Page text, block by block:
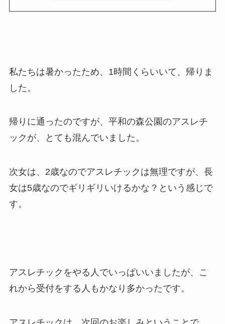
私たちは暑かったため、1時間くらいいて、帰りま
した。
帰りに通ったのですが、平和の森公園のアスレチ
ックが、とても混んでいました。
次女は、2歳なのでアスレチックは無理ですが、長
女は5歳なのでギリギリいけるかな？という感じで
す。
アスレチックをやる人でいっぱいいましたが、こ
れから受付をする人もかなり多かったです。